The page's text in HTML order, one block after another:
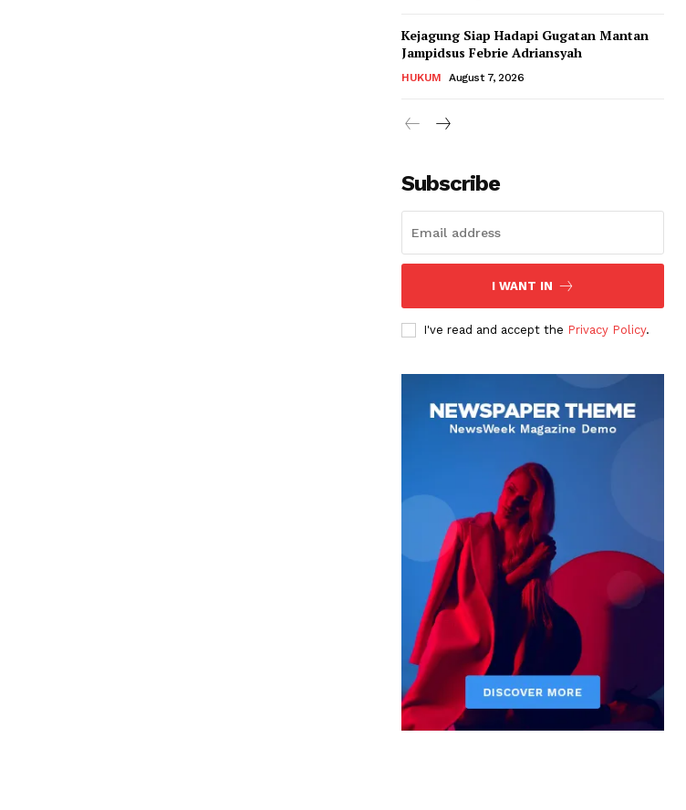
Kejagung Siap Hadapi Gugatan Mantan
Jampidsus Febrie Adriansyah
HUKUM August 7, 2026
Subscribe
I WANT IN
I've read and accept the Privacy Policy.